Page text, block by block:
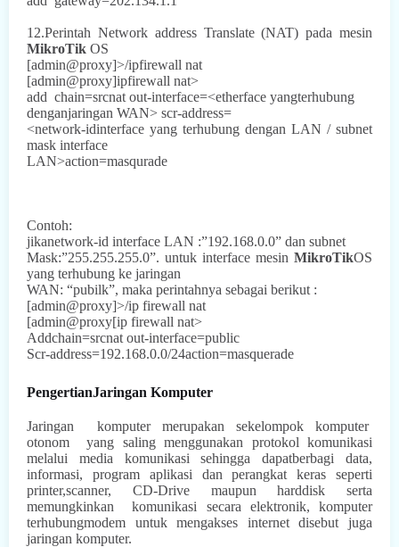
12.Perintah Network address Translate (NAT) pada mesin
MikroTik OS
[admin@proxy]>/ipfirewall nat
[admin@proxy]ipfirewall nat>
add chain=srcnat out-interface=<etherface yangterhubung
denganjaringan WAN> scr-address=
<network-idinterface yang terhubung dengan LAN / subnet
mask interface
LAN>action=masqurade
Contoh:
jikanetwork-id interface LAN :”192.168.0.0” dan subnet
Mask:”255.255.255.0”. untuk interface mesin MikroTikOS
yang terhubung ke jaringan
WAN: “pubilk”, maka perintahnya sebagai berikut :
[admin@proxy]>/ip firewall nat
[admin@proxy[ip firewall nat>
Addchain=srcnat out-interface=public
Scr-address=192.168.0.0/24action=masquerade
PengertianJaringan Komputer
Jaringan komputer merupakan sekelompok
komputer
otonom
yang saling menggunakan protokol komunikasi
melalui media komunikasi sehingga dapatberbagi data,
informasi, program aplikasi dan perangkat keras seperti
printer,scanner, CD-Drive maupun harddisk serta
memungkinkan
komunikasi secara elektronik, komputer
terhubungmodem untuk mengakses internet disebut juga
jaringan komputer.